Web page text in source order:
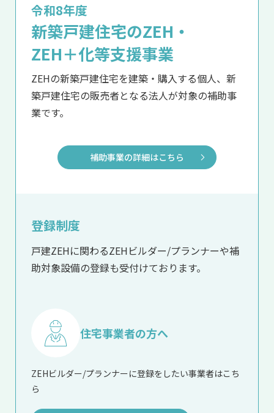
令和8年度
新築戸建住宅のZEH・
ZEH＋化等支援事業
ZEHの新築戸建住宅を建築・購入する個人、 新
築戸建住宅の販売者となる法人が対象の補助事
業です。
補助事業の詳細はこちら
登録制度
戸建ZEHに関わるZEHビルダー/プランナーや補
助対象設備の登録も受付けております。
住宅事業者の方へ
ZEHビルダー/プランナーに登録をしたい事業者はこち
ら